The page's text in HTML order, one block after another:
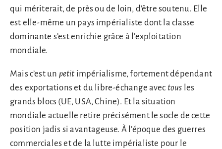
qui mériterait, de près ou de loin, d’être soutenu. Elle
est elle-même un pays impérialiste dont la classe
dominante s’est enrichie grâce à l’exploitation
mondiale.
Mais c’est un petit impérialisme, fortement dépendant
des exportations et du libre-échange avec tous les
grands blocs (UE, USA, Chine). Et la situation
mondiale actuelle retire précisément le socle de cette
position jadis si avantageuse. À l’époque des guerres
commerciales et de la lutte impérialiste pour le